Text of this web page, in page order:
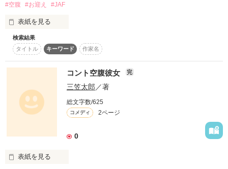
超短編！フェチから始まる溺愛コンテスト
スターツ出版小説投稿サイト合同企画「1話からの長編大
賞」ベリーズカフェ会場
その他の条件 動画あり
#空腹
#お迎え #JAF
表紙を見る
これはとある姉妹のお話。
仲が良いのか悪いのか。
管理栄養士の姉と大学生の妹が出てきます。
語りは妹、というか姉に任せたらえらいことになりまして……
正直、妹もなかなかなのですが姉よりは向いているかと。
あ、とりあえずみなさんは交通ルールを守って安全第一に運転
してください。
よし、これならまともな話っぽく紹介できたはず。
検索結果
タイトル
キーワード 作家名
コント空腹彼女 完
三笠太郎 ／著
総文字数/625
コメディ 2ページ
0
表紙を見る